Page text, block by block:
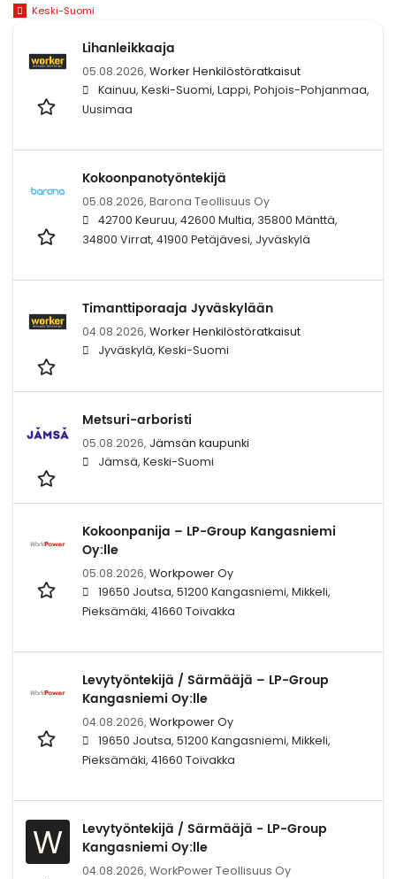
Keski-Suomi
Lihanleikkaaja
05.08.2026, Worker Henkilöstöratkaisut
Kainuu, Keski-Suomi, Lappi, Pohjois-Pohjanmaa,
Uusimaa
Kokoonpanotyöntekijä
05.08.2026, Barona Teollisuus Oy
42700 Keuruu, 42600 Multia, 35800 Mänttä,
34800 Virrat, 41900 Petäjävesi, Jyväskylä
Timanttiporaaja Jyväskylään
04.08.2026, Worker Henkilöstöratkaisut
Jyväskylä, Keski-Suomi
Metsuri-arboristi
05.08.2026, Jämsän kaupunki
Jämsä, Keski-Suomi
Kokoonpanija – LP-Group Kangasniemi
Oy:lle
05.08.2026, Workpower Oy
19650 Joutsa, 51200 Kangasniemi, Mikkeli,
Pieksämäki, 41660 Toivakka
Levytyöntekijä / Särmääjä – LP-Group
Kangasniemi Oy:lle
04.08.2026, Workpower Oy
19650 Joutsa, 51200 Kangasniemi, Mikkeli,
Pieksämäki, 41660 Toivakka
W
Levytyöntekijä / Särmääjä - LP-Group
Kangasniemi Oy:lle
04.08.2026, WorkPower Teollisuus Oy